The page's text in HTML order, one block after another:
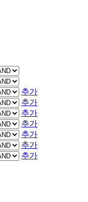
추가
추가
추가
추가
추가
추가
추가